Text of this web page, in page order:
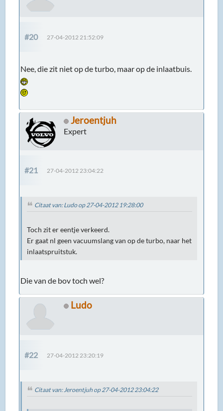
#20 27-04-2012 21:52:09
Nee, die zit niet op de turbo, maar op de inlaatbuis.
Jeroentjuh
Expert
#21 27-04-2012 23:04:22
Citaat van: Ludo op 27-04-2012 19:28:00
Toch zit er eentje verkeerd.
Er gaat nl geen vacuumslang van op de turbo, naar het
inlaatspruitstuk.
Die van de bov toch wel?
Ludo
#22 27-04-2012 23:20:19
Citaat van: Jeroentjuh op 27-04-2012 23:04:22